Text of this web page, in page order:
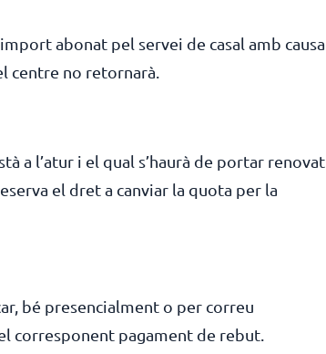
abonat pel servei de casal amb causa
centre no retornarà.
a l’atur i el qual s’haurà de portar renovat
el dret a canviar la quota per la
bé presencialment o per correu
corresponent pagament de rebut.